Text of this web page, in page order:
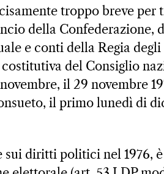
troppo breve per
della Confederazione,
e conti della Regia
del Consiglio
il 29 novembre
il primo lunedì di
sui diritti politici nel 1976,